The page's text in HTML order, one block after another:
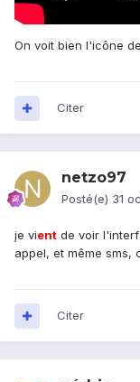
On voit bien l'icône
Citer
netzo97
Posté(e) 31
je vient de voir
appel, et même sms,
Citer